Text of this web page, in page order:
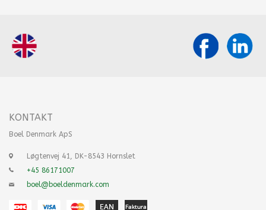
KONTAKT
Boel Denmark ApS
Løgtenvej 41, DK-8543 Hornslet
+45 86171007
boel@boeldenmark.com